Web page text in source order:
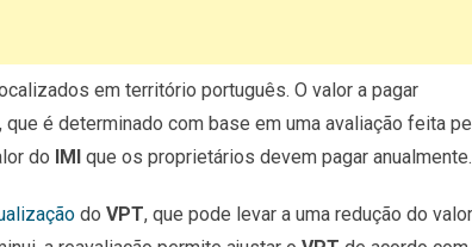
em território português. O valor a pagar
que é determinado com base em uma avaliação feita
do IMI que os proprietários devem pagar anualmente.
do VPT, que pode levar a uma redução do valor